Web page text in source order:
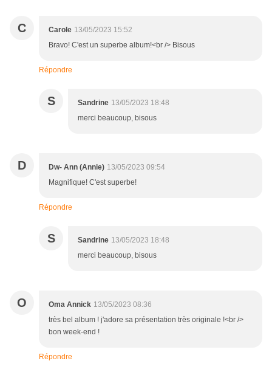
C Carole 13/05/2023 15:52
Bravo! C'est un superbe album!<br /> Bisous
Répondre
S Sandrine 13/05/2023 18:48
merci beaucoup, bisous
D Dw- Ann (Annie) 13/05/2023 09:54
Magnifique! C'est superbe!
Répondre
S Sandrine 13/05/2023 18:48
merci beaucoup, bisous
O Oma Annick 13/05/2023 08:36
très bel album ! j'adore sa présentation très originale !<br />
bon week-end !
Répondre